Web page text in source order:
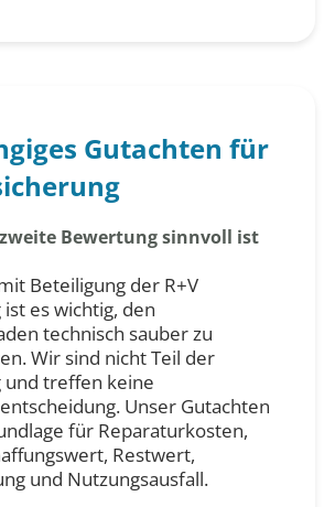
Gutachten für
Bewertung sinnvoll ist
Beteiligung der R+V
es wichtig, den
technisch sauber zu
Wir sind nicht Teil der
und treffen keine
Unser Gutachten
für Reparaturkosten,
Restwert,
und Nutzungsausfall.